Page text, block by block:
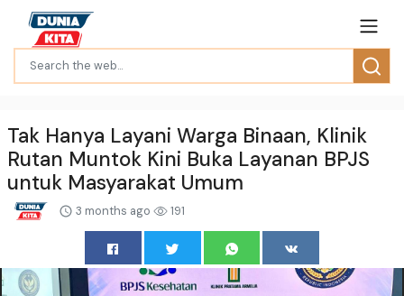
Tak Hanya Layani Warga Binaan, Klinik
Rutan Muntok Kini Buka Layanan BPJS
untuk Masyarakat Umum
3 months ago 191